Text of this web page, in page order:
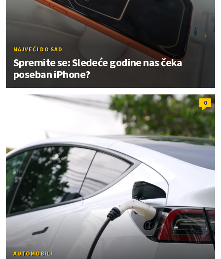
NAJVEĆI DO SAD
Spremite se: Sledeće godine nas čeka
poseban iPhone?
0
AUTOMOBILI